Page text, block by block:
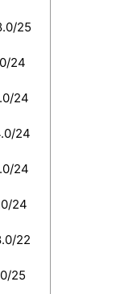
25
24
24
24
24
24
22
25